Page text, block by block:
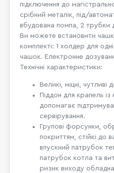
підключення до
срібний металік, під/
вбудована помпа, 2
Ви можете встановити
комплекті: 1 холдер для
чашок. Електронне
Технічні характеристики:
Великі, міцні, чутливі
Піддон для крапель із
допомагає
сервірування.
Групові форсунки,
покриттям, стійкі до
впускний патрубок
патрубок котла та
ризик виходу